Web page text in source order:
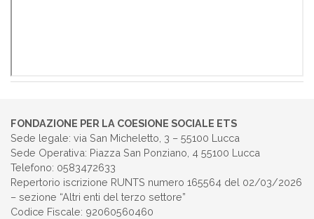
FONDAZIONE PER LA COESIONE SOCIALE ETS
Sede legale: via San Micheletto, 3 – 55100 Lucca
Sede Operativa: Piazza San Ponziano, 4 55100 Lucca
Telefono: 0583472633
Repertorio iscrizione RUNTS numero 165564 del 02/03/2026
– sezione “Altri enti del terzo settore”
Codice Fiscale: 92060560460